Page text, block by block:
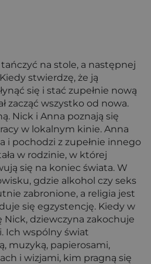
na stole, a następnej
stwierdzę, że ją
się i stać zupełnie nową
zacząć wszystko od nowa.
Nick i Anna poznają się
w lokalnym kinie. Anna
i pochodzi z zupełnie innego
w rodzinie, w której
się na koniec świata. W
gdzie alkohol czy seks
zabronione, a religia jest
się egzystencję. Kiedy w
Nick, dziewczyna zakochuje
Ich wspólny świat
muzyką, papierosami,
i wizjami, kim pragną się